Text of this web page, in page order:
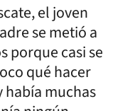
el joven
se metió a
porque casi se
qué hacer
había muchas